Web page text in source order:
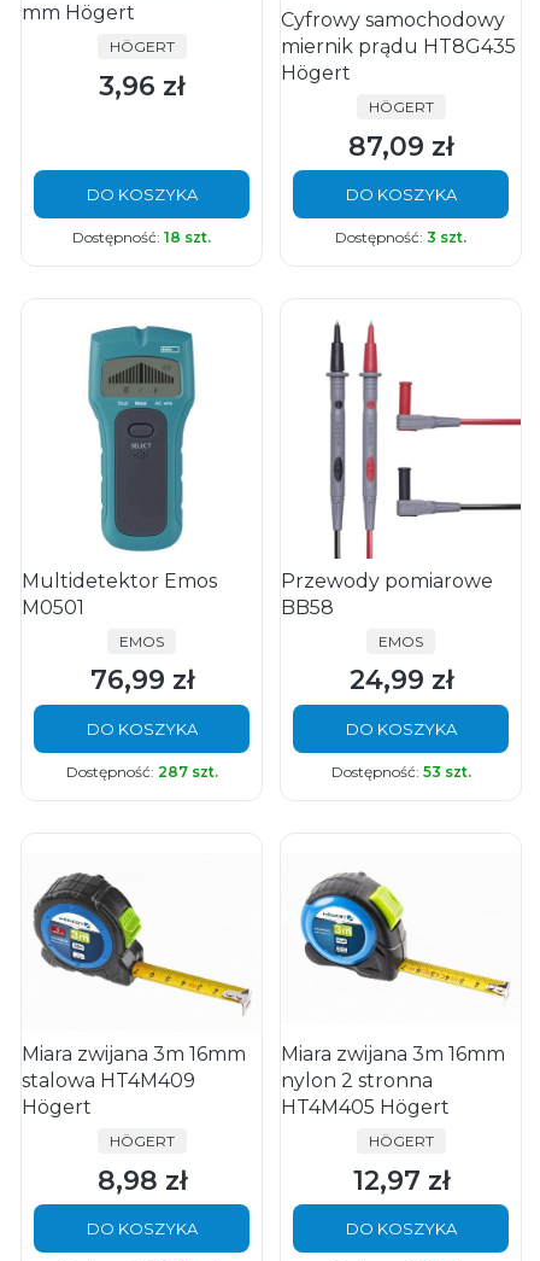
mm Högert
PRODUCENT
HÖGERT
Cena
3,96 zł
DO KOSZYKA
Dostępność: 18 szt.
Cyfrowy samochodowy
miernik prądu HT8G435
Högert
PRODUCENT
HÖGERT
Cena
87,09 zł
DO KOSZYKA
Dostępność: 3 szt.
Multidetektor Emos
M0501
PRODUCENT
EMOS
Cena
76,99 zł
DO KOSZYKA
Dostępność: 287 szt.
Przewody pomiarowe
BB58
PRODUCENT
EMOS
Cena
24,99 zł
DO KOSZYKA
Dostępność: 53 szt.
Miara zwijana 3m 16mm
stalowa HT4M409
Högert
PRODUCENT
HÖGERT
Cena
8,98 zł
DO KOSZYKA
Miara zwijana 3m 16mm
nylon 2 stronna
HT4M405 Högert
PRODUCENT
HÖGERT
Cena
12,97 zł
DO KOSZYKA